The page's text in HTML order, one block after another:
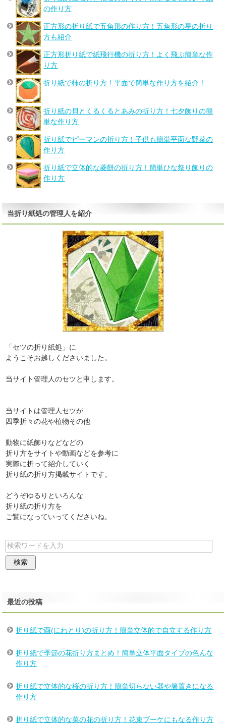
の作り方
正方形の折り紙で五角形の作り方！五角形の星の折り
方も紹介
正方形折り紙で紙飛行機の折り方！よく飛ぶ簡単な作
り方
折り紙で柿の折り方！平面で簡単な作り方を紹介！
折り紙の貝とくるくるとあみの折り方！七夕飾りの簡
単な作り方
折り紙でピーマンの折り方！子供も簡単平面な野菜の
作り方
折り紙で立体的な菱餅の折り方！簡単ひな祭り飾りの
作り方
当折り紙処の管理人を紹介
「セツの折り紙処」に
ようこそお越しくださいました。
当サイト管理人のセツと申します。
当サイトは管理人セツが
四季折々の花や植物その他
動物に紙飾りなどなどの
折り方をサイトや動画などを参考に
実際に折って紹介していく
折り紙の折り方掲載サイトです。
どうぞゆるりといろんな
折り紙の折り方を
ご覧になっていってくださいね。
最近の投稿
折り紙で酉(にわとり)の折り方！簡単立体的で自立する作り方
折り紙で季節の花折り方まとめ！簡単立体平面タイプの色んな
作り方
折り紙で立体的な桜の折り方！簡単切らない器や箸置きになる
作り方
折り紙で立体的な菜の花の折り方！花束ブーケにもなる作り方